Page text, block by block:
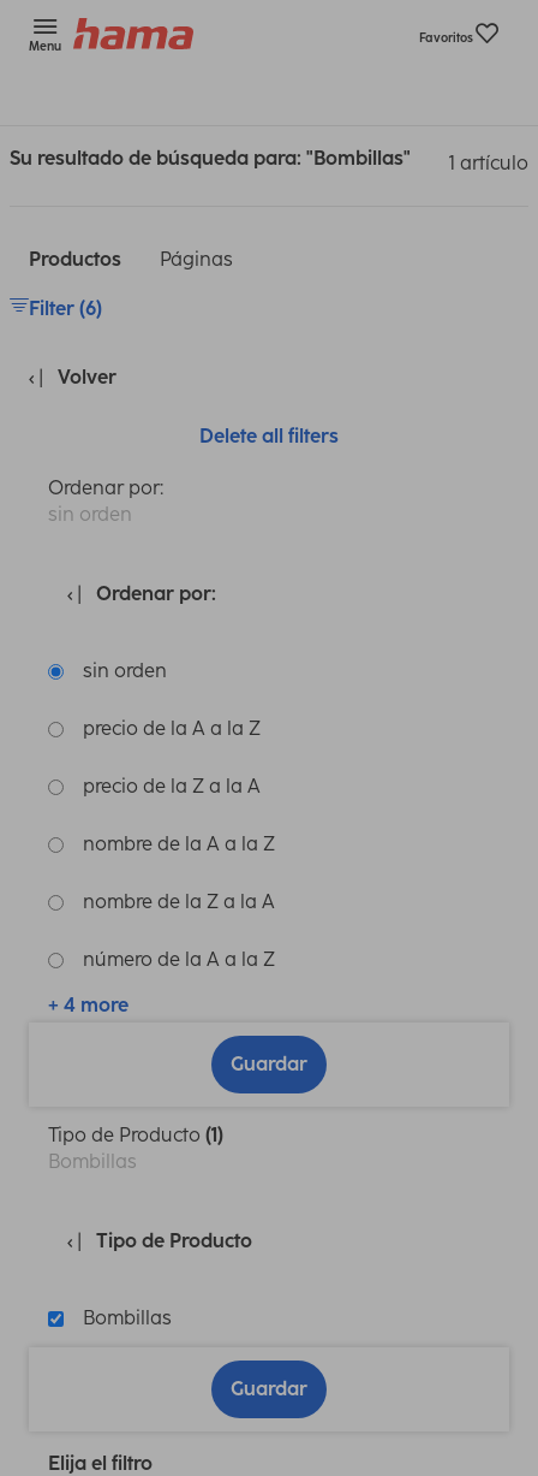
Menu
Favoritos
Su resultado de búsqueda para: "Bombillas" 1 artículo
Productos Páginas
Filter (6)
Volver
Delete all filters
Ordenar por:
sin orden
Ordenar por:
sin orden
precio de la A a la Z
precio de la Z a la A
nombre de la A a la Z
nombre de la Z a la A
número de la A a la Z
+ 4 more
Guardar
Tipo de Producto (1)
Bombillas
Tipo de Producto
Bombillas
Guardar
Elija el filtro